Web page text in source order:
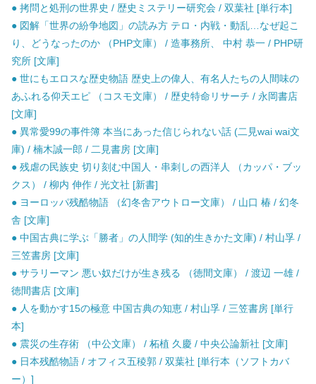
● 拷問と処刑の世界史 / 歴史ミステリー研究会 / 双葉社 [単行本]
● 図解「世界の紛争地図」の読み方 テロ・内戦・動乱…なぜ起こ
り、どうなったのか （PHP文庫） / 造事務所、 中村 恭一 / PHP研
究所 [文庫]
● 世にもエロスな歴史物語 歴史上の偉人、有名人たちの人間味の
あふれる仰天エピ （コスモ文庫） / 歴史特命リサーチ / 永岡書店
[文庫]
● 異常愛99の事件簿 本当にあった信じられない話 (二見wai wai文
庫) / 楠木誠一郎 / 二見書房 [文庫]
● 残虐の民族史 切り刻む中国人・串刺しの西洋人 （カッパ・ブッ
クス） / 柳内 伸作 / 光文社 [新書]
● ヨーロッパ残酷物語 （幻冬舎アウトロー文庫） / 山口 椿 / 幻冬
舎 [文庫]
● 中国古典に学ぶ「勝者」の人間学 (知的生きかた文庫) / 村山孚 /
三笠書房 [文庫]
● サラリーマン 悪い奴だけが生き残る （徳間文庫） / 渡辺 一雄 /
徳間書店 [文庫]
● 人を動かす15の極意 中国古典の知恵 / 村山孚 / 三笠書房 [単行
本]
● 震災の生存術 （中公文庫） / 柘植 久慶 / 中央公論新社 [文庫]
● 日本残酷物語 / オフィス五稜郭 / 双葉社 [単行本（ソフトカバ
ー）]